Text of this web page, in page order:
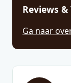
Reviews
Ga naar